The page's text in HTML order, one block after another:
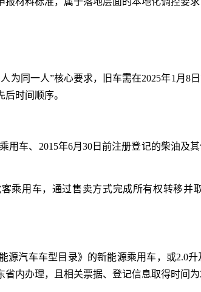
为同一人”核心要求，旧车需在2025年1月8
时间顺序。
用车、2015年6月30日前注册登记的柴油及
乘用车，通过售卖方式完成所有权转移并
源汽车车型目录》的新能源乘用车，或2.0
内办理，且相关票据、登记信息取得时间为